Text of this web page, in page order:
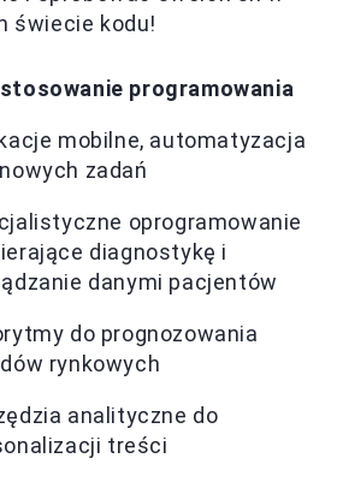
świecie kodu!
programowania
mobilne, automatyzacja
zadań
oprogramowanie
diagnostykę i
danymi pacjentów
do prognozowania
rynkowych
analityczne do
treści